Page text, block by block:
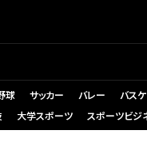
球 サッカー バレー バスケ
大学スポーツ スポーツビジ